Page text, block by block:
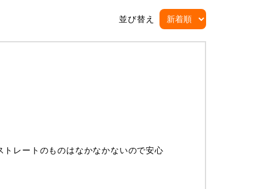
並び替え
レートのものはなかなかないので安心